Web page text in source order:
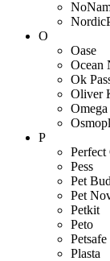
O
Oase
Ocean
Ok
Oliver
Omega
P
Perfect
Pess
Pet
Pet
Petkit
Peto
Petsafe
Plasta